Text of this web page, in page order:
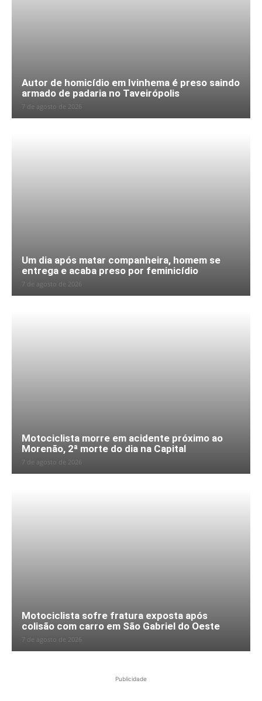
Autor de homicídio em Ivinhema é preso saindo
armado de padaria no Taveirópolis
7 de agosto de 2026
Um dia após matar companheira, homem se
entrega e acaba preso por feminicídio
7 de agosto de 2026
Motociclista morre em acidente próximo ao
Morenão, 2ª morte do dia na Capital
7 de agosto de 2026
Motociclista sofre fratura exposta após
colisão com carro em São Gabriel do Oeste
7 de agosto de 2026
Publicidade